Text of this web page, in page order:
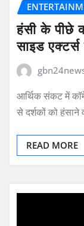
हंसी के पीछे
साइड
आर्थिक संकट में
से दर्शकों को हंसाने
READ MORE